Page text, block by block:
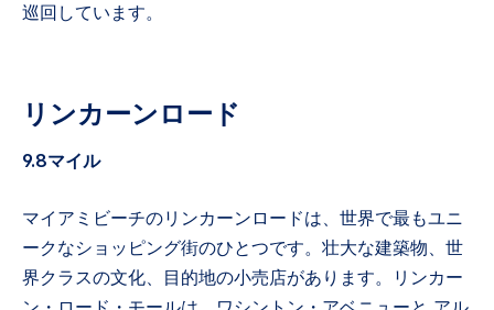
巡回しています。
リンカーンロード
9.8マイル
マイアミビーチのリンカーンロードは、世界で最もユニ
ークなショッピング街のひとつです。壮大な建築物、世
界クラスの文化、目的地の小売店があります。リンカー